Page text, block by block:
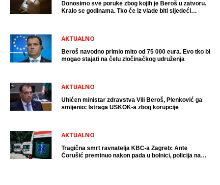
Donosimo sve poruke zbog kojih je Beroš u zatvoru.
Kralo se godinama. Tko će iz vlade biti sljedeći
AKTUALNO
Beroš navodno primio mito od 75 000 eura. Evo tko bi
mogao stajati na čelu zločinačkog udruženja
AKTUALNO
Uhićen ministar zdravstva Vili Beroš, Plenković ga
smijenio: Istraga USKOK-a zbog korupcije
AKTUALNO
Tragična smrt ravnatelja KBC-a Zagreb: Ante
Ćorušić preminuo nakon pada u bolnici, policija na